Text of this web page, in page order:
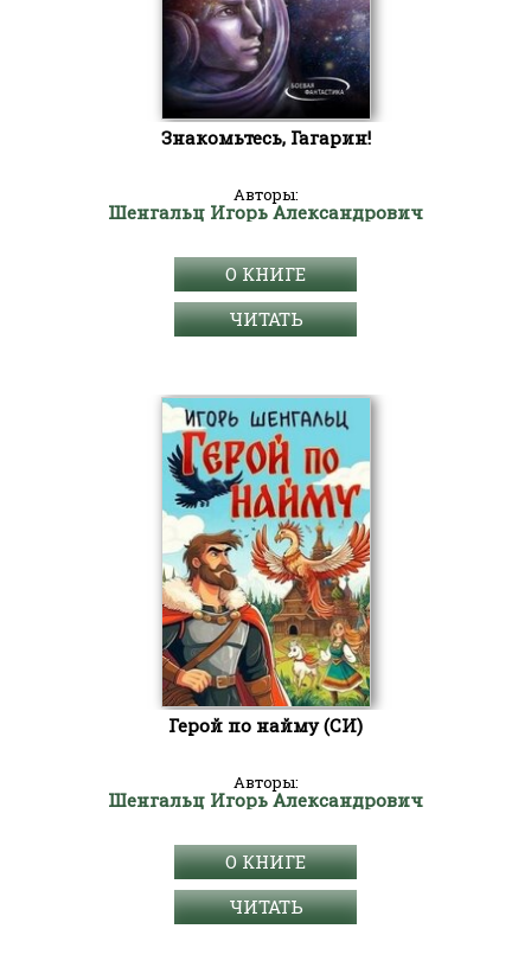
Знакомьтесь, Гагарин!
Авторы:
Шенгальц Игорь Александрович
О КНИГЕ
ЧИТАТЬ
Герой по найму (СИ)
Авторы:
Шенгальц Игорь Александрович
О КНИГЕ
ЧИТАТЬ